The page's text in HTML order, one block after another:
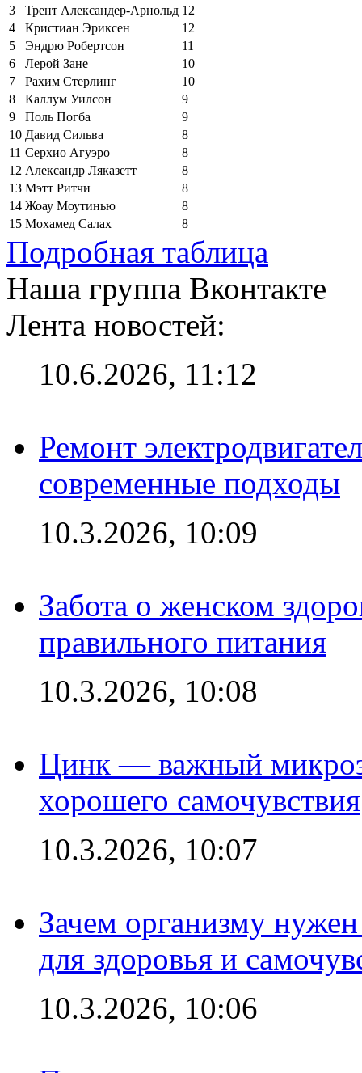
3
Трент Александер-Арнольд 12
4
Кристиан Эриксен
12
5
Эндрю Робертсон
11
6
Лерой Зане
10
7
Рахим Стерлинг
10
8
Каллум Уилсон
9
9
Поль Погба
9
10 Давид Сильва
8
11 Серхио Агуэро
8
12 Александр Ляказетт
8
13 Мэтт Ритчи
8
14 Жоау Моутинью
8
15 Мохамед Салах 8
Подробная таблица
Наша группа Вконтакте
Лента новостей:
10.6.2026, 11:12
Ремонт
современные подходы
10.3.2026, 10:09
Забота о женском
правильного питания
10.3.2026, 10:08
Цинк — важный
хорошего самочувствия
10.3.2026, 10:07
Зачем организму
для здоровья и
10.3.2026, 10:06